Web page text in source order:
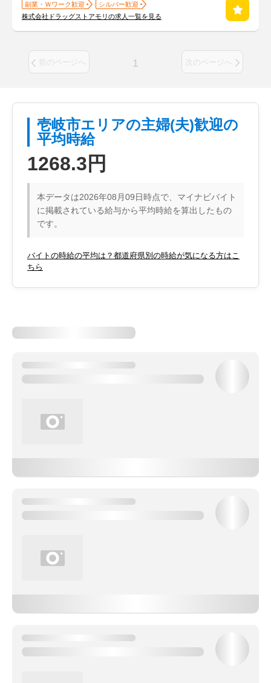
副業・Ｗワーク歓迎
シルバー歓迎
株式会社ドラッグストアモリの求人一覧を見る
前のページへ 1 次のページへ
壱岐市エリアの主婦(夫)歓迎の
平均時給
1268.3円
本データは2026年08月09日時点で、マイナビバイト
に掲載されている給与から平均時給を算出したもの
です。
バイトの時給の平均は？都道府県別の時給が気になる方はこ
ちら